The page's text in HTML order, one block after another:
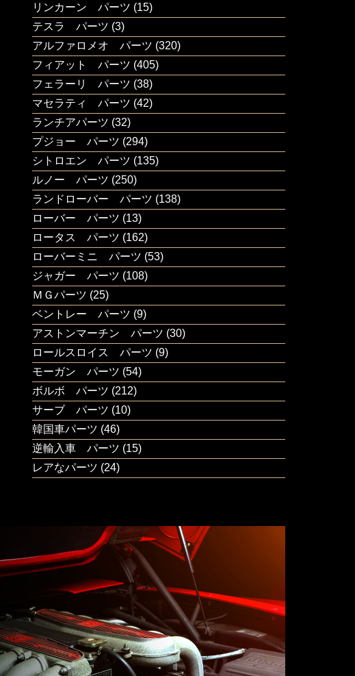
リンカーン パーツ (15)
テスラ パーツ (3)
アルファロメオ パーツ (320)
フィアット パーツ (405)
フェラーリ パーツ (38)
マセラティ パーツ (42)
ランチアパーツ (32)
プジョー パーツ (294)
シトロエン パーツ (135)
ルノー パーツ (250)
ランドローバー パーツ (138)
ローバー パーツ (13)
ロータス パーツ (162)
ローバーミニ パーツ (53)
ジャガー パーツ (108)
ＭＧパーツ (25)
ベントレー パーツ (9)
アストンマーチン パーツ (30)
ロールスロイス パーツ (9)
モーガン パーツ (54)
ボルボ パーツ (212)
サーブ パーツ (10)
韓国車パーツ (46)
逆輸入車 パーツ (15)
レアなパーツ (24)